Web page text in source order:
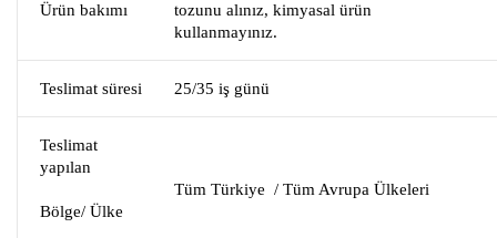
Ürün bakımı
tozunu alınız, kimyasal ürün
kullanmayınız.
Teslimat süresi 25/35 iş günü
Teslimat
yapılan
Bölge/ Ülke
Tüm Türkiye / Tüm Avrupa Ülkeleri